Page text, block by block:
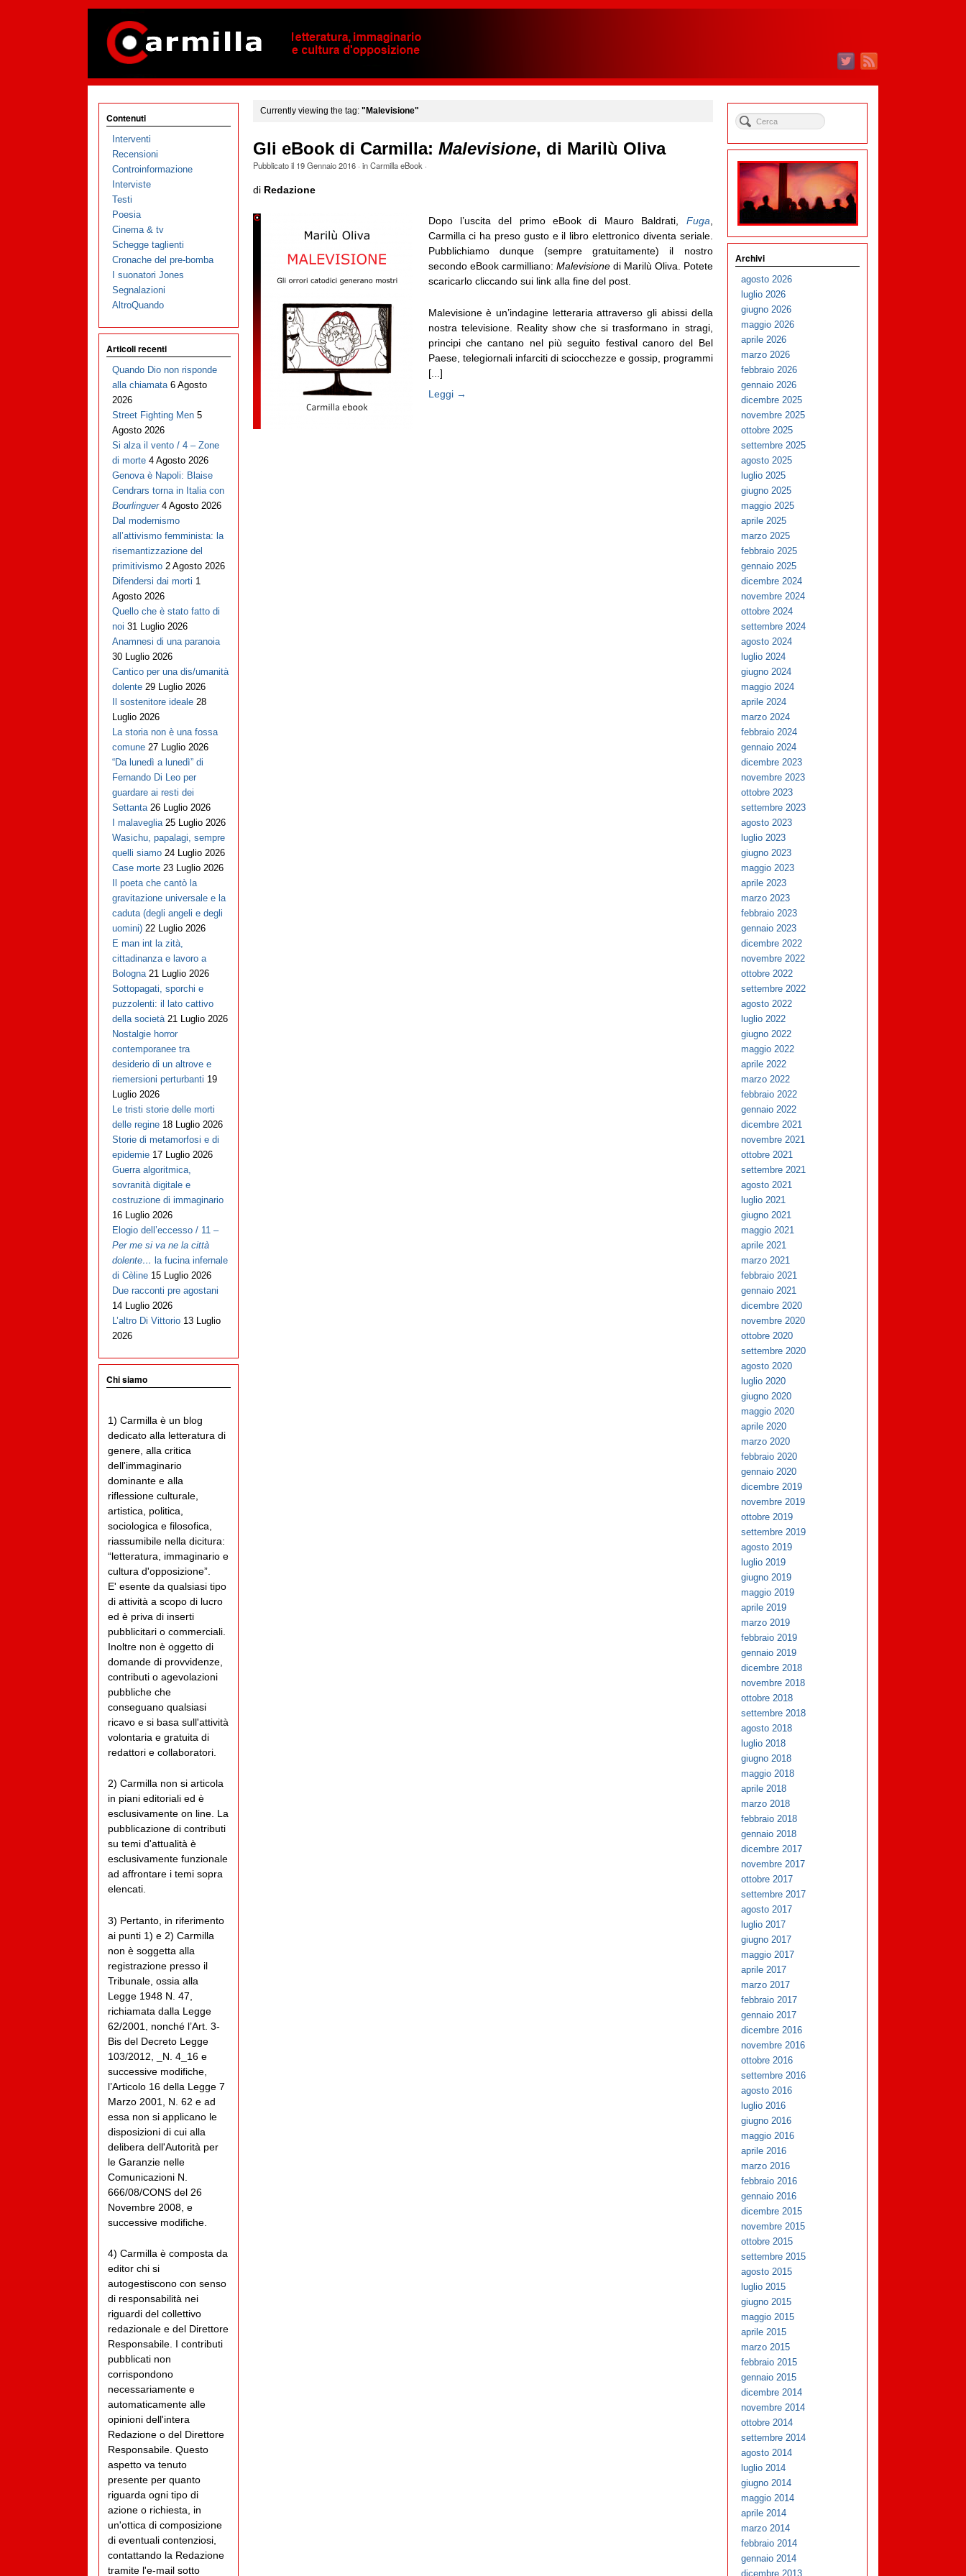
Currently viewing the tag: "Malevisione"
Gli eBook di Carmilla: Malevisione, di Marilù Oliva
Pubblicato il 19 Gennaio 2016· inCarmilla eBook·
di Redazione
Dopo l’uscita del primo eBook di Mauro Baldrati, Fuga
Carmilla ci ha preso gusto e il libro elettronico diventa seriale.
Pubblichiamo dunque (sempre gratuitamente) il nostro
secondo eBook carmilliano: Malevisionedi Marilù Oliva. Potete
scaricarlo cliccando sui link alla fine del post.
Malevisione è un’indagine letteraria attraverso gli abissi della
nostra televisione. Reality show che si trasformano in stragi,
principi che cantano nel più seguito festival canoro del Bel
Paese, telegiornali infarciti di sciocchezze e gossip, programmi
[...]
Leggi →
Contenuti
Interventi
Recensioni
Controinformazione
Interviste
Testi
Poesia
Cinema & tv
Schegge taglienti
Cronache del pre-bomba
I suonatori Jones
Segnalazioni
AltroQuando
Articoli recenti
Quando Dio non risponde
alla chiamata 6 Agosto
2026
Street Fighting Men 5
Agosto 2026
Si alza il vento / 4 – Zone
di morte 4 Agosto 2026
Genova è Napoli: Blaise
Cendrars torna in Italia con
Bourlinguer 4 Agosto 2026
Dal modernismo
all’attivismo femminista: la
risemantizzazione del
primitivismo 2 Agosto 2026
Difendersi dai morti 1
Agosto 2026
Quello che è stato fatto di
noi 31 Luglio 2026
Anamnesi di una paranoia
30 Luglio 2026
Cantico per una dis/umanità
dolente 29 Luglio 2026
Il sostenitore ideale 28
Luglio 2026
La storia non è una fossa
comune 27 Luglio 2026
“Da lunedì a lunedì” di
Fernando Di Leo per
guardare ai resti dei
Settanta 26 Luglio 2026
I malaveglia 25 Luglio 2026
Wasichu, papalagi, sempre
quelli siamo 24 Luglio 2026
Case morte 23 Luglio 2026
Il poeta che cantò la
gravitazione universale e la
caduta (degli angeli e degli
uomini) 22 Luglio 2026
E man int la zità,
cittadinanza e lavoro a
Bologna 21 Luglio 2026
Sottopagati, sporchi e
puzzolenti: il lato cattivo
della società 21 Luglio 2026
Nostalgie horror
contemporanee tra
desiderio di un altrove e
riemersioni perturbanti 19
Luglio 2026
Le tristi storie delle morti
delle regine 18 Luglio 2026
Storie di metamorfosi e di
epidemie 17 Luglio 2026
Guerra algoritmica,
sovranità digitale e
costruzione di immaginario
16 Luglio 2026
Elogio dell’eccesso / 11 –
Per me si va ne la città
dolente… la fucina infernale
di Cèline 15 Luglio 2026
Due racconti pre agostani
14 Luglio 2026
L’altro Di Vittorio 13 Luglio
2026
Chi siamo
1) Carmilla è un blog
dedicato alla letteratura di
genere, alla critica
dell'immaginario
dominante e alla
riflessione culturale,
artistica, politica,
sociologica e filosofica,
riassumibile nella dicitura:
“letteratura, immaginario e
cultura d'opposizione”.
E' esente da qualsiasi tipo
di attività a scopo di lucro
ed è priva di inserti
pubblicitari o commerciali.
Inoltre non è oggetto di
domande di provvidenze,
contributi o agevolazioni
pubbliche che
conseguano qualsiasi
ricavo e si basa sull'attività
volontaria e gratuita di
redattori e collaboratori.
2) Carmilla non si articola
in piani editoriali ed è
esclusivamente on line. La
pubblicazione di contributi
su temi d'attualità è
esclusivamente funzionale
ad affrontare i temi sopra
elencati.
3) Pertanto, in riferimento
ai punti 1) e 2) Carmilla
non è soggetta alla
registrazione presso il
Tribunale, ossia alla
Legge 1948 N. 47,
richiamata dalla Legge
62/2001, nonché l’Art. 3-
Bis del Decreto Legge
103/2012, _N. 4_16 e
successive modifiche,
l’Articolo 16 della Legge 7
Marzo 2001, N. 62 e ad
essa non si applicano le
disposizioni di cui alla
delibera dell'Autorità per
le Garanzie nelle
Comunicazioni N.
666/08/CONS del 26
Novembre 2008, e
successive modifiche.
4) Carmilla è composta da
editor chi si
autogestiscono con senso
di responsabilità nei
riguardi del collettivo
redazionale e del Direttore
Responsabile. I contributi
pubblicati non
corrispondono
necessariamente e
automaticamente alle
opinioni dell'intera
Redazione o del Direttore
Responsabile. Questo
aspetto va tenuto
presente per quanto
riguarda ogni tipo di
azione o richiesta, in
un'ottica di composizione
di eventuali contenziosi,
contattando la Redazione
tramite l'e-mail sotto
Archivi
agosto 2026
luglio 2026
giugno 2026
maggio 2026
aprile 2026
marzo 2026
febbraio 2026
gennaio 2026
dicembre 2025
novembre 2025
ottobre 2025
settembre 2025
agosto 2025
luglio 2025
giugno 2025
maggio 2025
aprile 2025
marzo 2025
febbraio 2025
gennaio 2025
dicembre 2024
novembre 2024
ottobre 2024
settembre 2024
agosto 2024
luglio 2024
giugno 2024
maggio 2024
aprile 2024
marzo 2024
febbraio 2024
gennaio 2024
dicembre 2023
novembre 2023
ottobre 2023
settembre 2023
agosto 2023
luglio 2023
giugno 2023
maggio 2023
aprile 2023
marzo 2023
febbraio 2023
gennaio 2023
dicembre 2022
novembre 2022
ottobre 2022
settembre 2022
agosto 2022
luglio 2022
giugno 2022
maggio 2022
aprile 2022
marzo 2022
febbraio 2022
gennaio 2022
dicembre 2021
novembre 2021
ottobre 2021
settembre 2021
agosto 2021
luglio 2021
giugno 2021
maggio 2021
aprile 2021
marzo 2021
febbraio 2021
gennaio 2021
dicembre 2020
novembre 2020
ottobre 2020
settembre 2020
agosto 2020
luglio 2020
giugno 2020
maggio 2020
aprile 2020
marzo 2020
febbraio 2020
gennaio 2020
dicembre 2019
novembre 2019
ottobre 2019
settembre 2019
agosto 2019
luglio 2019
giugno 2019
maggio 2019
aprile 2019
marzo 2019
febbraio 2019
gennaio 2019
dicembre 2018
novembre 2018
ottobre 2018
settembre 2018
agosto 2018
luglio 2018
giugno 2018
maggio 2018
aprile 2018
marzo 2018
febbraio 2018
gennaio 2018
dicembre 2017
novembre 2017
ottobre 2017
settembre 2017
agosto 2017
luglio 2017
giugno 2017
maggio 2017
aprile 2017
marzo 2017
febbraio 2017
gennaio 2017
dicembre 2016
novembre 2016
ottobre 2016
settembre 2016
agosto 2016
luglio 2016
giugno 2016
maggio 2016
aprile 2016
marzo 2016
febbraio 2016
gennaio 2016
dicembre 2015
novembre 2015
ottobre 2015
settembre 2015
agosto 2015
luglio 2015
giugno 2015
maggio 2015
aprile 2015
marzo 2015
febbraio 2015
gennaio 2015
dicembre 2014
novembre 2014
ottobre 2014
settembre 2014
agosto 2014
luglio 2014
giugno 2014
maggio 2014
aprile 2014
marzo 2014
febbraio 2014
gennaio 2014
dicembre 2013